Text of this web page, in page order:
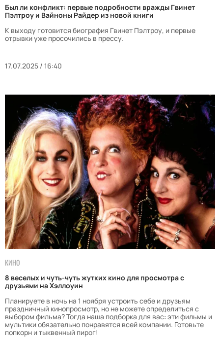
Был ли конфликт: первые подробности вражды Гвинет
Пэлтроу и Вайноны Райдер из новой книги
К выходу готовится биография Гвинет Пэлтроу, и первые
отрывки уже просочились в прессу.
17.07.2025 / 16:40
КИНО
8 веселых и чуть-чуть жутких кино для просмотра с
друзьями на Хэллоуин
Планируете в ночь на 1 ноября устроить себе и друзьям
праздничный кинопросмотр, но не можете определиться с
выбором фильма? Тогда наша подборка для вас: эти фильмы и
мультики обязательно понравятся всей компании. Готовьте
попкорн и тыквенный пирог!